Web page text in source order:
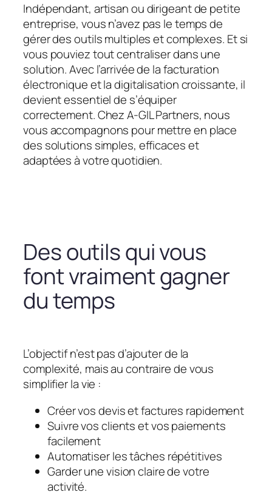
Indépendant, artisan ou dirigeant de petite
entreprise, vous n’avez pas le temps de
gérer des outils multiples et complexes. Et si
vous pouviez tout centraliser dans une
solution. Avec l’arrivée de la facturation
électronique et la digitalisation croissante, il
devient essentiel de s’équiper
correctement. Chez A-GIL Partners, nous
vous accompagnons pour mettre en place
des solutions simples, efficaces et
adaptées à votre quotidien.
Des outils qui vous
font vraiment gagner
du temps
L’objectif n’est pas d’ajouter de la
complexité, mais au contraire de vous
simplifier la vie :
Créer vos devis et factures rapidement
Suivre vos clients et vos paiements
facilement
Automatiser les tâches répétitives
Garder une vision claire de votre
activité.